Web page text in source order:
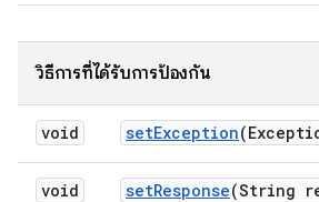
วิธีการที่ได้รับการป้องกัน
void setException
void setResponse(String